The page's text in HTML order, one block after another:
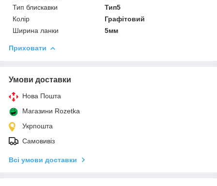
Тип блискавки
Тип5
Колір
Графітовий
Ширина ланки
5мм
Приховати
Умови доставки
Нова Пошта
Магазини Rozetka
Укрпошта
Самовивіз
Всі умови доставки